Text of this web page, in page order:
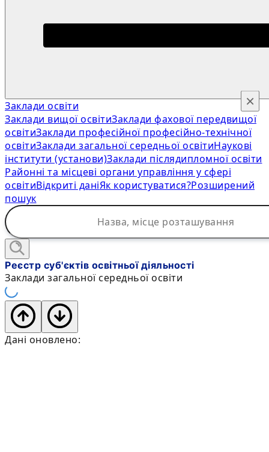
Заклади освіти
Заклади вищої освітиЗаклади фахової передвищої
освітиЗаклади професійної професійно-технічної
освітиЗаклади загальної середньої освітиНаукові
інститути (установи)Заклади післядипломної освіти
Районні та місцеві органи управління у сфері
освітиВідкриті даніЯк користуватися?Розширений
пошук
×
Реєстр суб'єктів освітньої діяльності
Заклади загальної середньої освіти
Дані оновлено: